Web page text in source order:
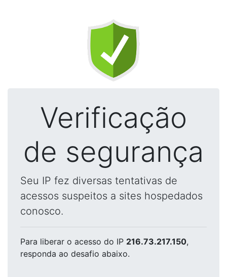
Verificação
de segurança
Seu IP fez diversas tentativas de
acessos suspeitos a sites hospedados
conosco.
Para liberar o acesso do IP 216.73.217.150,
responda ao desafio abaixo.